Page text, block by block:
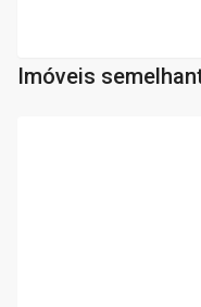
Imóveis